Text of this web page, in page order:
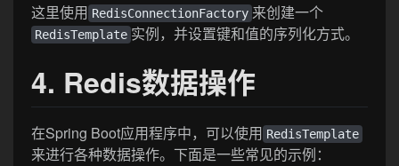
这里使用 RedisConnectionFactory 来创建一个
RedisTemplate 实例，并设置键和值的序列化方式。
4. Redis数据操作
在Spring Boot应用程序中，可以使用 RedisTemplate
来进行各种数据操作。下面是一些常见的示例：